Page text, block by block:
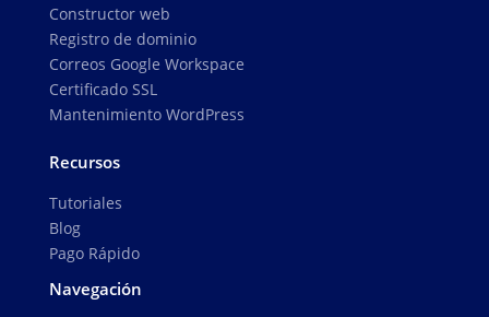
Constructor web
Registro de dominio
Correos Google Workspace
Certificado SSL
Mantenimiento WordPress
Recursos
Tutoriales
Blog
Pago Rápido
Navegación